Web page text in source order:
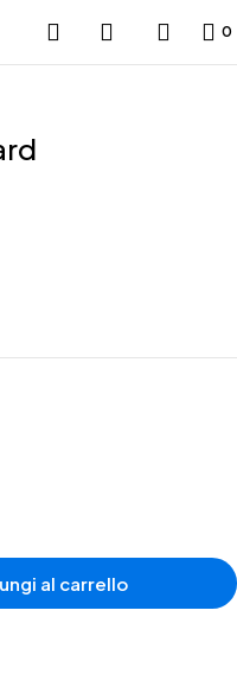
0
al carrello